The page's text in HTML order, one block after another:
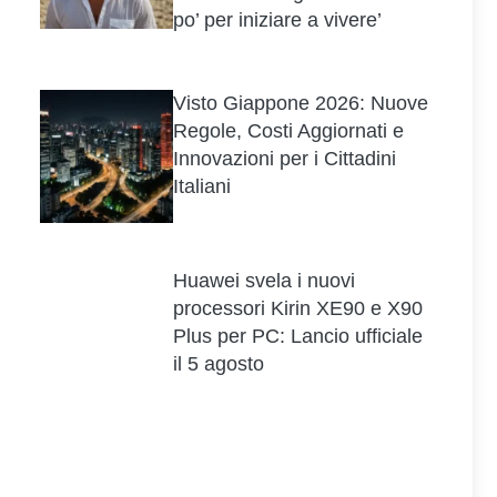
po’ per iniziare a vivere’
Visto Giappone 2026: Nuove
Regole, Costi Aggiornati e
Innovazioni per i Cittadini
Italiani
Huawei svela i nuovi
processori Kirin XE90 e X90
Plus per PC: Lancio ufficiale
il 5 agosto